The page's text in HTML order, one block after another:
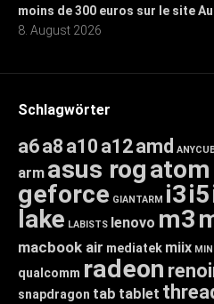
moins de 300 euros sur le site
8. August 2026
Schlagwörter
a6a8 a10 a12amd
arm asus rogatom
geforce GIANTARM i3i5
lake LABISTS lenovo m3
macbook air mediatek miix
qualcomm radeon
snapdragon tab tablet